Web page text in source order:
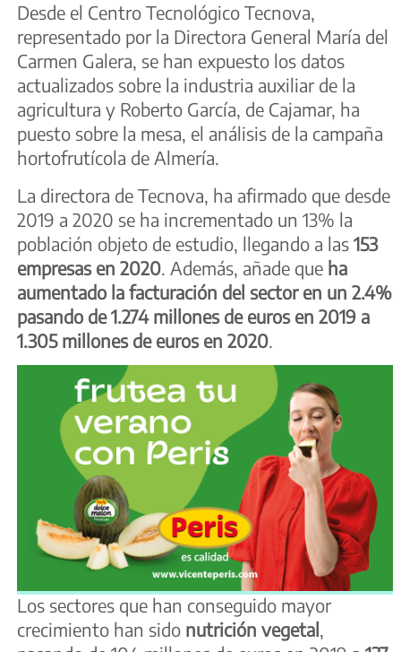
Desde el Centro Tecnológico Tecnova,
representado por la Directora General María del
Carmen Galera, se han expuesto los datos
actualizados sobre la industria auxiliar de la
agricultura y Roberto García, de Cajamar, ha
puesto sobre la mesa, el análisis de la campaña
hortofrutícola de Almería.
La directora de Tecnova, ha afirmado que desde
2019 a 2020 se ha incrementado un 13% la
población objeto de estudio, llegando a las 153
empresas en 2020 . Además, añade que ha
aumentado la facturación del sector en un 2.4%
pasando de 1.274 millones de euros en 2019 a
1.305 millones de euros en 2020
Los sectores que han conseguido mayor
crecimiento han sido nutrición vegetal,